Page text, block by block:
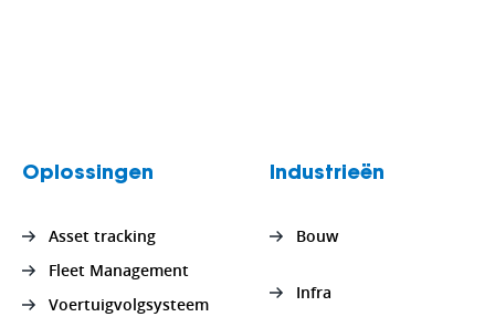
Oplossingen
Asset tracking
Fleet Management
Voertuigvolgsysteem
Industrieën
Bouw
Infra